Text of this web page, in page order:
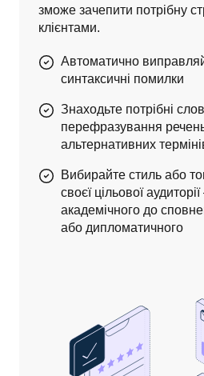
зможе зачепити потрібну
клієнтами.
Автоматично
синтаксичні помилки
Знаходьте потрібні
перефразування
альтернативних
Вибирайте стиль або
своєї цільової
академічного до
або дипломатичного